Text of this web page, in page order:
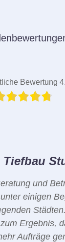
Bewertung
Tiefbau
und
einigen
Städten.
Ergebnis,
Aufträge